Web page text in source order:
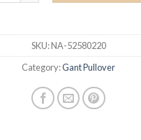
SKU:NA-52580220
Category:Gant Pullover